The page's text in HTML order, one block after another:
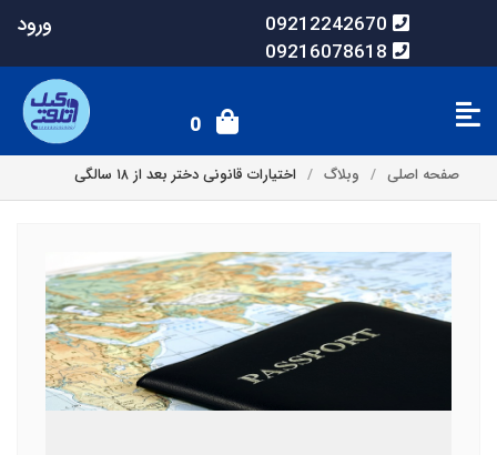
09212242670
09216078618
ورود
0
صفحه اصلی وبلاگ اختیارات قانونی دختر بعد از ۱۸ سالگی